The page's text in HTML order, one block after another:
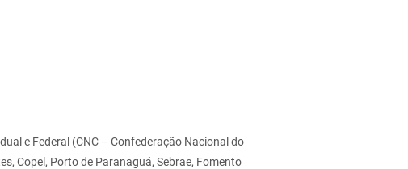
e Federal (CNC – Confederação Nacional do
Copel, Porto de Paranaguá, Sebrae, Fomento